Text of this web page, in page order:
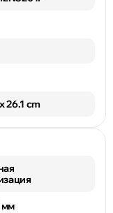
26.1 cm
мм